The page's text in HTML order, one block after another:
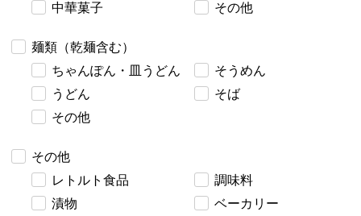
中華菓子
その他
麺類（乾麺含む）
ちゃんぽん・皿うどん
そうめん
うどん
そば
その他
その他
レトルト食品
調味料
漬物
ベーカリー